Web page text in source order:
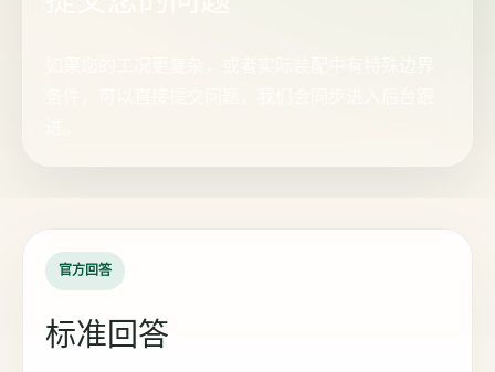
官方回答
标准回答